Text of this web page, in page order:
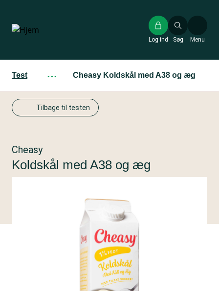
hovedindhold
Søg
Log ind Menu
Test ··· Cheasy Koldskål med A38 og æg
Tilbage til testen
Cheasy
Koldskål med A38 og æg